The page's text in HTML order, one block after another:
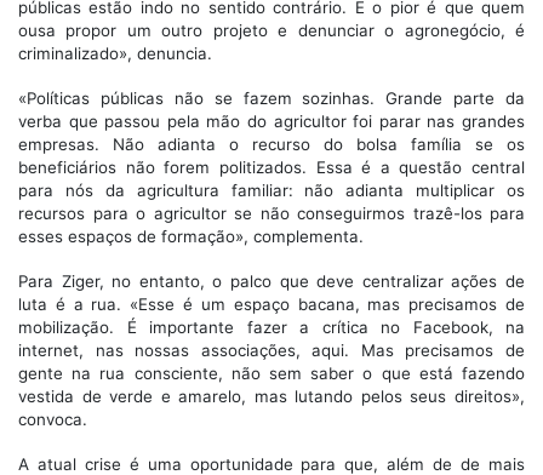
públicas estão indo no sentido contrário. E o pior é que quem
ousa propor um outro projeto e denunciar o agronegócio, é
criminalizado», denuncia.
«Políticas públicas não se fazem sozinhas. Grande parte da
verba que passou pela mão do agricultor foi parar nas grandes
empresas. Não adianta o recurso do bolsa família se os
beneficiários não forem politizados. Essa é a questão central
para nós da agricultura familiar: não adianta multiplicar os
recursos para o agricultor se não conseguirmos trazê-los para
esses espaços de formação», complementa.
Para Ziger, no entanto, o palco que deve centralizar ações de
luta é a rua. «Esse é um espaço bacana, mas precisamos de
mobilização. É importante fazer a crítica no Facebook, na
internet, nas nossas associações, aqui. Mas precisamos de
gente na rua consciente, não sem saber o que está fazendo
vestida de verde e amarelo, mas lutando pelos seus direitos»,
convoca.
A atual crise é uma oportunidade para que, além de de mais